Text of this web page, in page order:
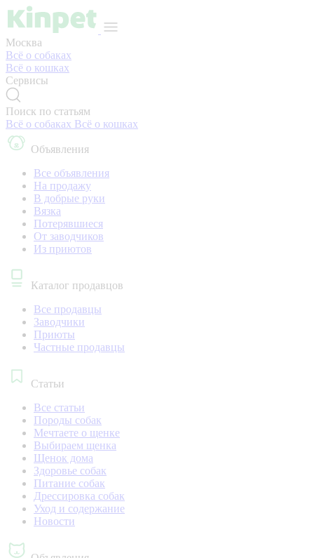
Москва
Всё о собаках
Всё о кошках
Сервисы
Поиск по статьям
Всё о собаках Всё о кошках
Объявления
Все объявления
На продажу
В добрые руки
Вязка
Потерявшиеся
От заводчиков
Из приютов
Каталог продавцов
Все продавцы
Заводчики
Приюты
Частные продавцы
Статьи
Все статьи
Породы собак
Мечтаете о щенке
Выбираем щенка
Щенок дома
Здоровье собак
Питание собак
Дрессировка собак
Уход и содержание
Новости